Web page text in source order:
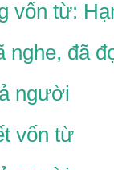
vốn từ:
nghe, đã
người
vốn từ